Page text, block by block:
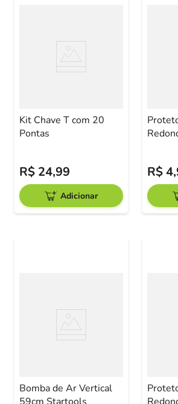
Kit Chave T com 20
Pontas
R$ 24,99
Adicionar
R$4,
Bomba de Ar Vertical